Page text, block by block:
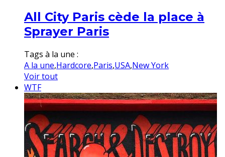
All City Paris cède la place à
Sprayer Paris
Tags à la une :
A la une,Hardcore,Paris,USA,New York
Voir tout
WTF